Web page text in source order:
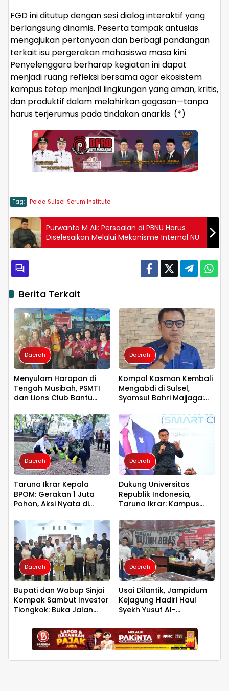
FGD ini ditutup dengan sesi dialog interaktif yang
berlangsung dinamis. Peserta tampak antusias
mengajukan pertanyaan dan berbagi pandangan
terkait isu pergerakan mahasiswa masa kini.
Penyelenggara berharap kegiatan ini dapat
menjadi ruang refleksi bersama agar ekosistem
kampus tetap menjadi lingkungan yang aman, kritis,
dan produktif dalam melahirkan gagasan—tanpa
harus terjerumus pada tindakan anarkis. (*)
Tag: Polda Sulsel Serum Institute
Purwanto M Ali: Persoalan di PBNU Harus
Diselesaikan Melalui Mekanisme Internal NU
Berita Terkait
Daerah
Menyulam Harapan di
Tengah Musibah, PSMTI
dan Lions Club Bantu
Daerah
Kompol Kasman Kembali
Mengabdi di Sulsel,
Syamsul Bahri Majjaga:
Dipercaya Memimpin
Daerah
Taruna Ikrar Kepala
BPOM: Gerakan 1 Juta
Pohon, Aksi Nyata di
untuk Kelestarian Bumi
Daerah
Dukung Universitas
Republik Indonesia,
Taruna Ikrar: Kampus
Peradaban seperti
Jepang dan China
Wujudkan Indonesia
Emas 2045
Daerah
Bupati dan Wabup Sinjai
Kompak Sambut Investor
Tiongkok: Buka Jalan
Daerah
Usai Dilantik, Jampidum
Kejagung Hadiri Haul
Syekh Yusuf Al-
hingga Malam di
Makassar